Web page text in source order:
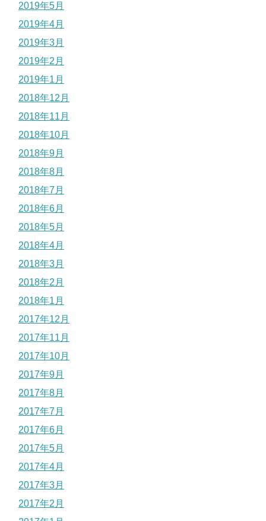
2019年5月
2019年4月
2019年3月
2019年2月
2019年1月
2018年12月
2018年11月
2018年10月
2018年9月
2018年8月
2018年7月
2018年6月
2018年5月
2018年4月
2018年3月
2018年2月
2018年1月
2017年12月
2017年11月
2017年10月
2017年9月
2017年8月
2017年7月
2017年6月
2017年5月
2017年4月
2017年3月
2017年2月